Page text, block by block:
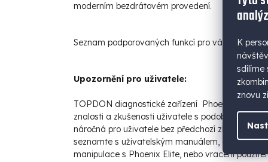
K
sdílíme
znovu
moderním bezdrátovém provedení.
Seznam podporovaných funkcí pro váš model
Upozornění pro uživatele:
TOPDON diagnostické zařízení Phoenix Elite je
znalosti a zkušenosti uživatele s podobným
náročná pro uživatele bez předchozí zkušenosti
seznamte s uživatelským manuálem, abyste se
manipulace s Phoenix Elite, nebo vracení